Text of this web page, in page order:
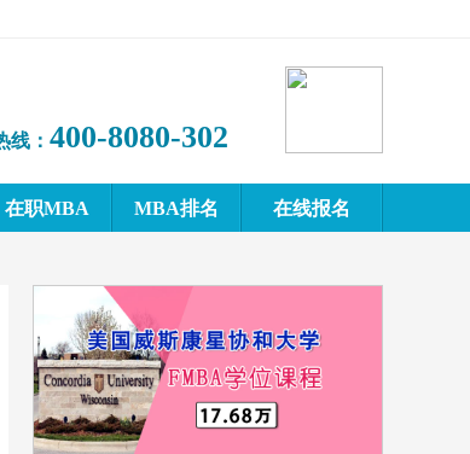
线： 400-8080-302
在职MBA MBA排名 在线报名